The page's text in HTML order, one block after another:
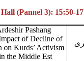
Hannaneh
The
Daesh
15:50-16:10